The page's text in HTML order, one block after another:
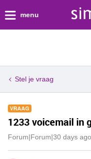
menu
Stel je vraag
VRAAG
1233 voicemail in
Forum|Forum|30 days ago